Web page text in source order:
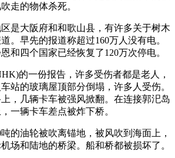
走的物体杀死。
是大阪府和和歌山县，有许多关于树木
。早先的报道称超过160万人没有电。
和四个国家已经恢复了120万次停电。
的一份报告，许多受伤者都是老人，
站的玻璃屋顶部分倒塌，许多人受伤。
，几辆卡车被强风掀翻。在连接郭汜岛
一辆卡车差点被炸下桥。
的油轮被吹离锚地，被风吹到海面上，
场和陆地的桥梁。船和桥都被损坏了。